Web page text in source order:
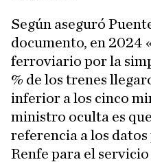
Según aseguró
documento, en 2024
ferroviario por la
% de los trenes
inferior a los cinco
ministro oculta es
referencia a los
Renfe para el